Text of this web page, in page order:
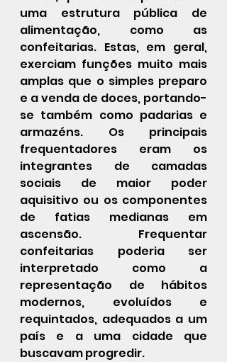
uma estrutura pública de
alimentação, como as
confeitarias. Estas, em geral,
exerciam funções muito mais
amplas que o simples preparo
e a venda de doces, portando-
se também como padarias e
armazéns. Os principais
frequentadores eram os
integrantes de camadas
sociais de maior poder
aquisitivo ou os componentes
de fatias medianas em
ascensão. Frequentar
confeitarias poderia ser
interpretado como a
representação de hábitos
modernos, evoluídos e
requintados, adequados a um
país e a uma cidade que
buscavam progredir.